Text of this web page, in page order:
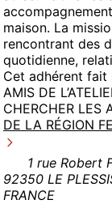
maison. La
rencontrant des
quotidienne,
Cet adhérent
AMIS DE
CHERCHER LES
DE LA RÉGION
1 rue Robert
92350 LE
FRANCE